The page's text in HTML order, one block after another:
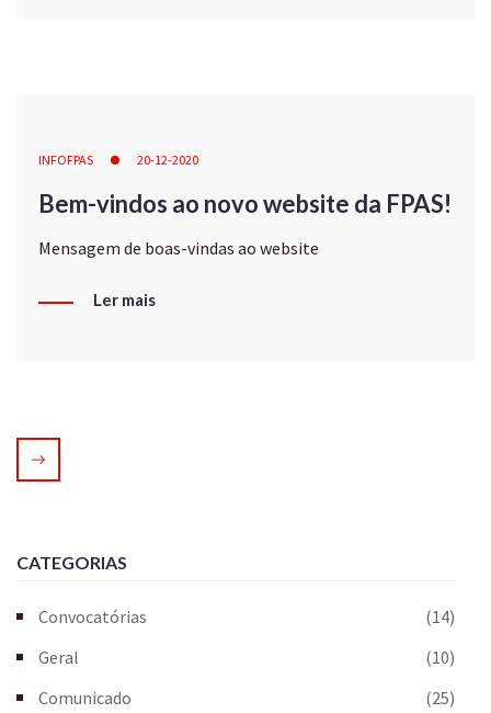
INFOFPAS 20-12-2020
Bem-vindos ao novo website da FPAS!
Mensagem de boas-vindas ao website
Ler mais
CATEGORIAS
Convocatórias
(14)
Geral
(10)
Comunicado
(25)